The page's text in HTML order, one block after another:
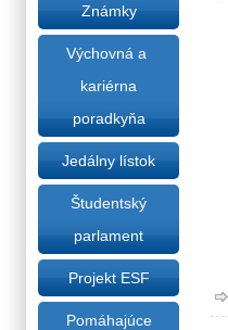
Známky
Výchovná a
kariérna
poradkyňa
Jedálny lístok
Študentský
parlament
Projekt ESF
Pomáhajúce